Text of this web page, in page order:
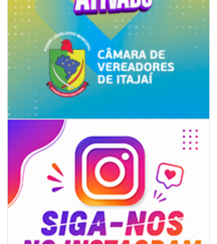
07/08/2026 | 18:12
Festa das Tradições Brasileiras reúne 4.145 pessoas na estreia, e
Reginaldo Sama sobe ao palco nesta sexta, às 19h
BALNEÁRIO CAMBORIÚ